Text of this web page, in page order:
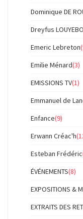
Dominique DE
Dreyfus LOUYEBO
Emeric Lebreton
Emilie Ménard(3)
EMISSIONS TV(1)
Emmanuel de
Enfance(9)
Erwann Créac'h
Esteban Frédéric
ÉVÉNEMENTS(8)
EXPOSITIONS &
EXTRAITS DES